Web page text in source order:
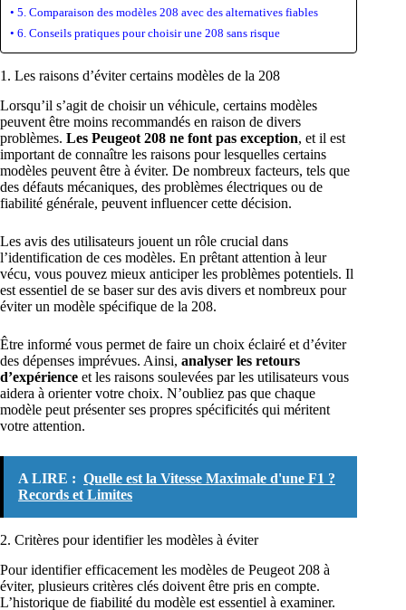
5. Comparaison des modèles 208 avec des alternatives fiables
6. Conseils pratiques pour choisir une 208 sans risque
1. Les raisons d’éviter certains modèles de la 208
Lorsqu’il s’agit de choisir un véhicule, certains modèles
peuvent être moins recommandés en raison de divers
problèmes. Les Peugeot 208 ne font pas exception, et il est
important de connaître les raisons pour lesquelles certains
modèles peuvent être à éviter. De nombreux facteurs, tels que
des défauts mécaniques, des problèmes électriques ou de
fiabilité générale, peuvent influencer cette décision.
Les avis des utilisateurs jouent un rôle crucial dans
l’identification de ces modèles. En prêtant attention à leur
vécu, vous pouvez mieux anticiper les problèmes potentiels. Il
est essentiel de se baser sur des avis divers et nombreux pour
éviter un modèle spécifique de la 208.
Être informé vous permet de faire un choix éclairé et d’éviter
des dépenses imprévues. Ainsi, analyser les retours
d’expérience et les raisons soulevées par les utilisateurs vous
aidera à orienter votre choix. N’oubliez pas que chaque
modèle peut présenter ses propres spécificités qui méritent
votre attention.
A LIRE : Quelle est la Vitesse Maximale d'une F1 ?
Records et Limites
2. Critères pour identifier les modèles à éviter
Pour identifier efficacement les modèles de Peugeot 208 à
éviter, plusieurs critères clés doivent être pris en compte.
L’historique de fiabilité du modèle est essentiel à examiner.